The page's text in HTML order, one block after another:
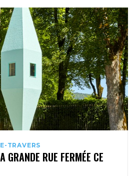
TRAVERS
GRANDE RUE FERMÉE CE